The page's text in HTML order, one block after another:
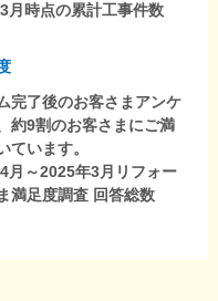
月時点の累計工事件数
完了後のお客さまアンケ
約9割のお客さまにご満
ています。
月～2025年3月リフォー
満足度調査 回答総数